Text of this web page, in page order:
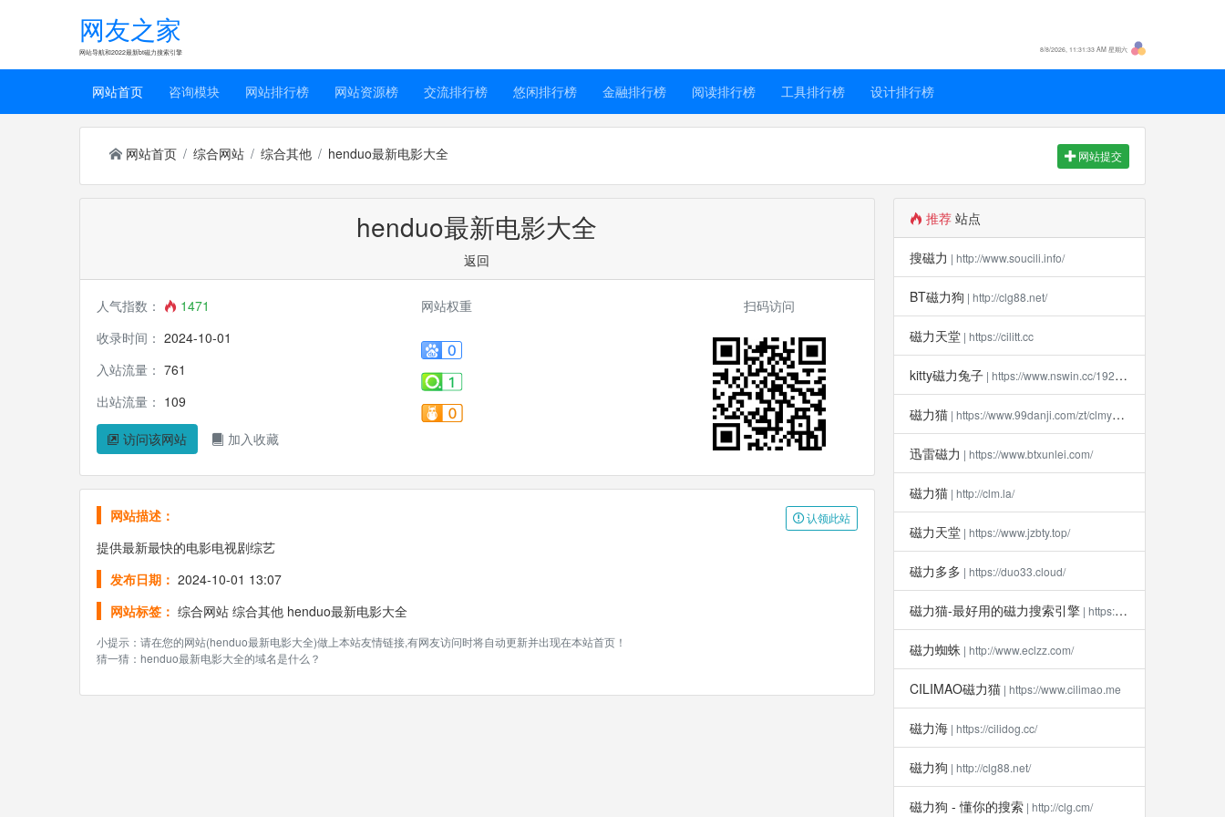
网友之家
网站导航和2022最新bt磁力搜索引擎 8/8/2026, 11:31:33 AM 星期六
网站首页 咨询模块 网站排行榜 网站资源榜 交流排行榜 悠闲排行榜 金融排行榜 阅读排行榜 工具排行榜 设计排行榜
网站首页 综合网站 综合其他 henduo最新电影大全 网站提交
henduo最新电影大全
返回
人气指数：
1471
收录时间： 2024-10-01
入站流量： 761
出站流量： 109
访问该网站 加入收藏
网站权重 扫码访问
认领此站
网站描述：
提供最新最快的电影电视剧综艺
发布日期： 2024-10-01 13:07
网站标签： 综合网站 综合其他 henduo最新电影大全
小提示：请在您的网站(henduo最新电影大全)做上本站友情链接,有网友访问时将自动更新并出现在本站首页！
猜一猜：henduo最新电影大全的域名是什么？
推荐 站点
搜磁力 | http://www.soucili.info/
BT磁力狗 | http://clg88.net/
磁力天堂 | https://cilitt.cc
kitty磁力兔子 | https://www.nswin.cc/19270.html
磁力猫 | https://www.99danji.com/zt/clmykxz/
迅雷磁力 | https://www.btxunlei.com/
磁力猫 | http://clm.la​/
磁力天堂 | https://www.jzbty.top/
磁力多多 | https://duo33.cloud/
磁力猫-最好用的磁力搜索引擎 | https://clm112.xyz
磁力蜘蛛 | http://www.eclzz.com/
CILIMAO磁力猫 | https://www.cilimao.me
磁力海 | https://cilidog.cc/
磁力狗 | http://clg88.net/
磁力狗 - 懂你的搜索 | http://clg.cm/